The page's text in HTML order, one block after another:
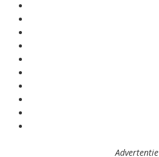
Advertentie